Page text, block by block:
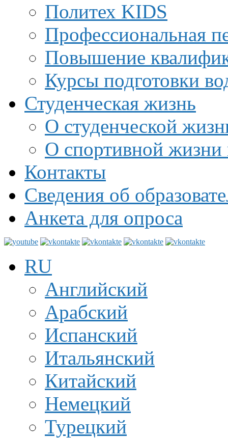
Политех KIDS
Профессиональная
Повышение
Курсы подготовки
Студенческая жизнь
О студенческой
О спортивной жизни
Контакты
Сведения об
Анкета для опроса
RU
Английский
Арабский
Испанский
Итальянский
Китайский
Немецкий
Турецкий